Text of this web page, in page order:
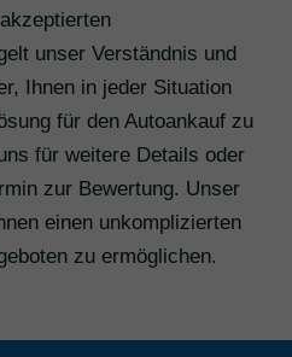
unser Verständnis und
Ihnen in jeder Situation
für den Autoankauf zu
für weitere Details oder
zur Bewertung. Unser
einen unkomplizierten
zu ermöglichen.